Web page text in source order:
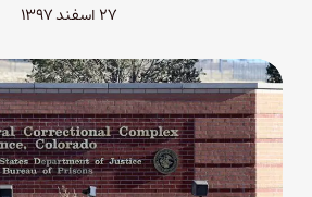
۲۷ اسفند ۱۳۹۷